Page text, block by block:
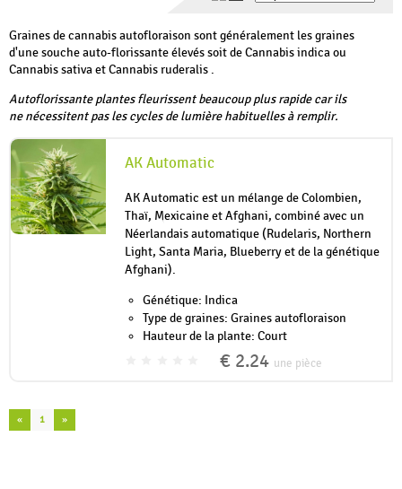
Graines de cannabis autofloraison sont généralement les graines
d'une souche auto-florissante élevés soit de Cannabis indica ou
Cannabis sativa et Cannabis ruderalis .
Autoflorissante plantes fleurissent beaucoup plus rapide car ils
ne nécessitent pas les cycles de lumière habituelles à remplir.
AK Automatic
AK Automatic est un mélange de Colombien,
Thaï, Mexicaine et Afghani, combiné avec un
Néerlandais automatique (Rudelaris, Northern
Light, Santa Maria, Blueberry et de la génétique
Afghani).
Génétique: Indica
Type de graines: Graines autofloraison
Hauteur de la plante: Court
€ 2.24 une pièce
« 1 »